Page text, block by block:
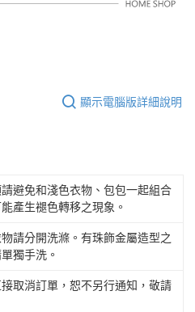
顯示電腦版詳細說明
避免和淺色衣物、包包一起組合
產生褪色轉移之現象。
請分開洗滌。有珠飾金屬造型之
獨手洗。
取消訂單，恕不另行通知，敬請